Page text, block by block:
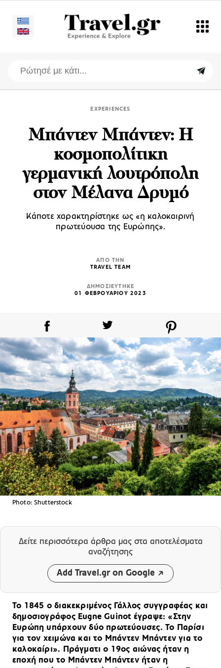
EXPERIENCES
Μπάντεν Μπάντεν: Η
κοσμοπολίτικη
γερμανική λουτρόπολη
στον Μέλανα Δρυμό
Κάποτε χαρακτηρίστηκε ως «η καλοκαιρινή
πρωτεύουσα της Ευρώπης».
ΑΠΟ ΤΗΝ
TRAVEL TEAM
ΔΗΜΟΣΙΕΥΤΗΚΕ
01 ΦΕΒΡΟΥΑΡΙΟΥ 2023
Photo: Shutterstock
Δείτε περισσότερα άρθρα μας στα αποτελέσματα
αναζήτησης
Add Travel.gr on Google
Το 1845 ο διακεκριμένος Γάλλος συγγραφέας και
δημοσιογράφος Eugne Guinot έγραψε: «Στην
Ευρώπη υπάρχουν δύο πρωτεύουσες. Το Παρίσι
για τον χειμώνα και το Μπάντεν Μπάντεν για το
καλοκαίρι». Πράγματι ο 19ος αιώνας ήταν η
εποχή που το Μπάντεν Μπάντεν ήταν η